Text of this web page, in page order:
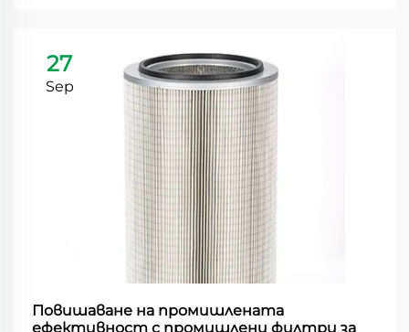
27
Sep
Повишаване на промишлената
ефективност с промишлени филтри за